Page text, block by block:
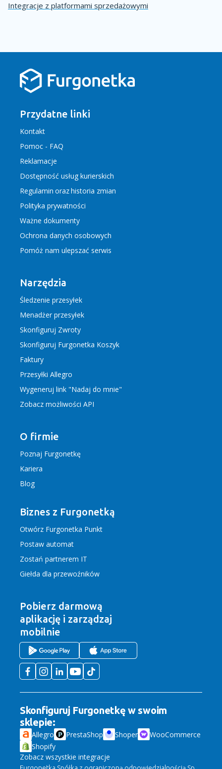
Integracje z platformami sprzedażowymi
Przydatne linki
Kontakt
Pomoc - FAQ
Reklamacje
Dostępność usług kurierskich
Regulamin orazhistoria zmian
Polityka prywatności
Ważne dokumenty
Ochrona danych osobowych
Pomóż nam ulepszać serwis
Narzędzia
Śledzenie przesyłek
Menadżer przesyłek
Skonfiguruj Zwroty
Skonfiguruj Furgonetka Koszyk
Faktury
Przesyłki Allegro
Wygeneruj link "Nadaj do mnie"
Zobacz możliwości API
O firmie
Poznaj Furgonetkę
Kariera
Blog
Biznes z Furgonetką
Otwórz Furgonetka Punkt
Postaw automat
Zostań partnerem IT
Giełda dla przewoźników
Pobierz darmową
aplikację i zarządzaj
mobilnie
Skonfiguruj Furgonetkę w swoim
sklepie:
Allegro PrestaShop Shoper
WooCommerce
Shopify
Zobacz wszystkie integracje